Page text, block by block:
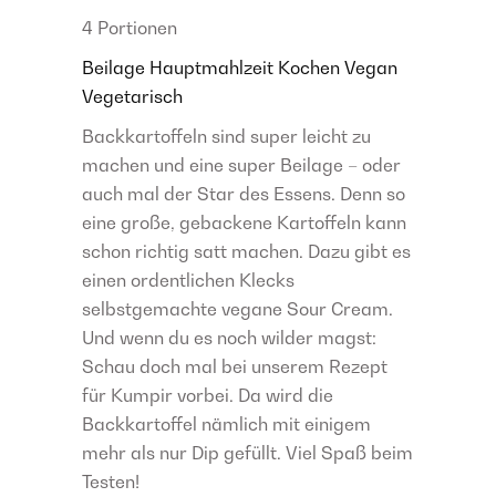
4 Portionen
Beilage Hauptmahlzeit Kochen Vegan
Vegetarisch
Backkartoffeln sind super leicht zu
machen und eine super Beilage – oder
auch mal der Star des Essens. Denn so
eine große, gebackene Kartoffeln kann
schon richtig satt machen. Dazu gibt es
einen ordentlichen Klecks
selbstgemachte vegane Sour Cream.
Und wenn du es noch wilder magst:
Schau doch mal bei unserem Rezept
für Kumpir vorbei. Da wird die
Backkartoffel nämlich mit einigem
mehr als nur Dip gefüllt. Viel Spaß beim
Testen!